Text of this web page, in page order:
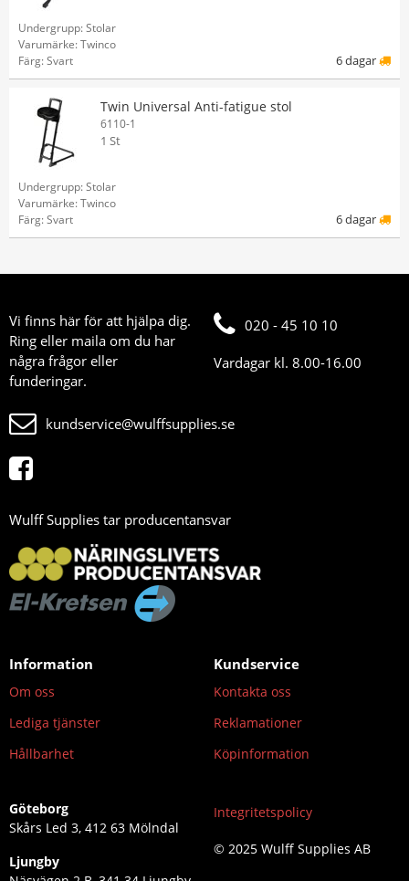
Undergrupp: Stolar
Varumärke: Twinco
Färg: Svart
6 dagar
Twin Universal Anti-fatigue stol
6110-1
1 St
Undergrupp: Stolar
Varumärke: Twinco
Färg: Svart
6 dagar
Vi finns här för att hjälpa dig.
Ring eller maila om du har
några frågor eller
funderingar.
020 - 45 10 10
Vardagar kl. 8.00-16.00
kundservice@wulffsupplies.se
Wulff Supplies tar producentansvar
Information
Om oss
Lediga tjänster
Hållbarhet
Kundservice
Kontakta oss
Reklamationer
Köpinformation
Göteborg
Skårs Led 3, 412 63 Mölndal
Ljungby
Integritetspolicy
© 2025 Wulff Supplies AB